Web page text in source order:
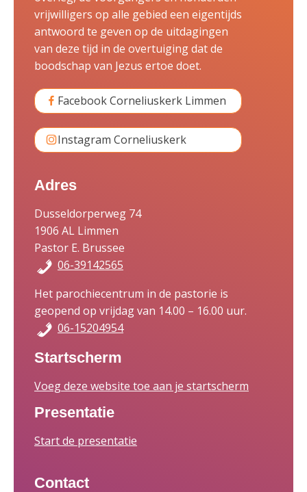
vrijwilligers op alle gebied een eigentijds
antwoord te geven op de uitdagingen
van deze tijd in de overtuiging dat de
boodschap van Jezus ertoe doet.
Facebook Corneliuskerk Limmen
Instagram Corneliuskerk
Adres
Dusseldorperweg 74
1906 AL Limmen
Pastor E. Brussee
06-39142565
Het parochiecentrum in de pastorie is
geopend op vrijdag van 14.00 – 16.00 uur.
06-15204954
Startscherm
Voeg deze website toe aan je startscherm
Presentatie
Start de presentatie
Contact